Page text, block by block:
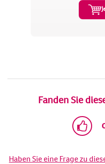
Fanden Sie
Haben Sie eine Frage zu